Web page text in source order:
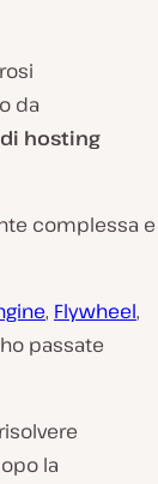
da
hosting
complessa e
, Flywheel,
passate
la